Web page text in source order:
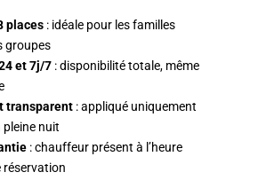
places : idéale pour les familles
groupes
et 7j/7 : disponibilité totale, même
transparent : appliqué uniquement
pleine nuit
: chauffeur présent à l’heure
réservation